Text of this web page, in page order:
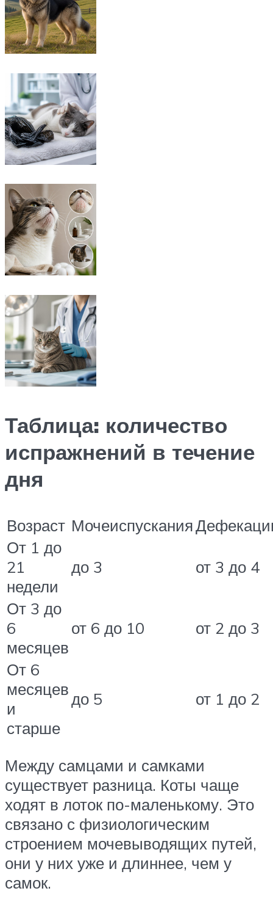
Таблица: количество
испражнений в течение
дня
Возраст Мочеиспускания
От 1 до
21
недели
до 3 от 3 до 4
От 3 до
6
месяцев
от 6 до 10 от 2 до 3
От 6
месяцев
и
старше
до 5 от 1 до 2
Между самцами и самками
существует разница. Коты чаще
ходят в лоток по-маленькому. Это
связано с физиологическим
строением мочевыводящих путей,
они у них уже и длиннее, чем у
самок.